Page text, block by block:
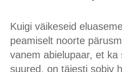
Kuigi väikeseid
peamiselt noorte
vanem abielupaar, et ka
suured, on täiesti sobiv